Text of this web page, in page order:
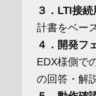
３．LTI接
計書をベー
４．開発フ
EDX様側で
の回答・解